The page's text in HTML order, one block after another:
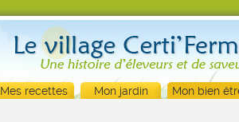
Mes recettes Mon jardin Mon bien